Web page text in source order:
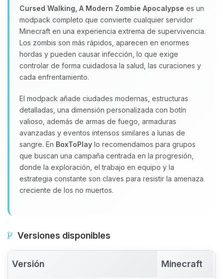
Cursed Walking, A Modern Zombie Apocalypse es un
modpack completo que convierte cualquier servidor
Minecraft en una experiencia extrema de supervivencia.
Los zombis son más rápidos, aparecen en enormes
hordas y pueden causar infección, lo que exige
controlar de forma cuidadosa la salud, las curaciones y
cada enfrentamiento.
El modpack añade ciudades modernas, estructuras
detalladas, una dimensión personalizada con botín
valioso, además de armas de fuego, armaduras
avanzadas y eventos intensos similares a lunas de
sangre. En BoxToPlay lo recomendamos para grupos
que buscan una campaña centrada en la progresión,
donde la exploración, el trabajo en equipo y la
estrategia constante son claves para resistir la amenaza
creciente de los no muertos.
Versiones disponibles
Versión Minecraft
pequenos circuitos para ayudarte.
10/08/2026 14:57